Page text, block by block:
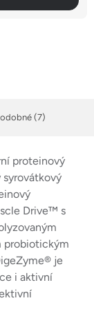
(7)
proteinový
Drive™ s
probiotickým
je
i aktivní